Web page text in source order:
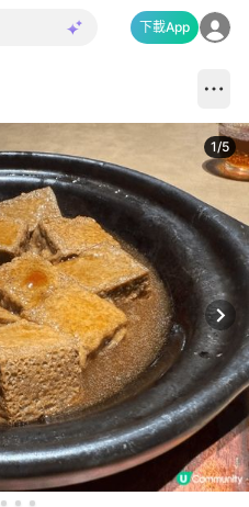
下載App
1/5